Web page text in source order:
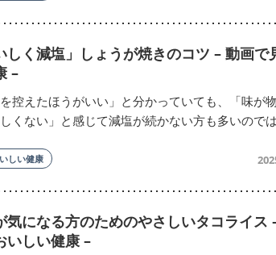
しく減塩」しょうが焼きのコツ – 動画で
–
を控えたほうがいい」と分かっていても、「味が
しくない」と感じて減塩が続かない方も多いので
しい健康
気になる方のためのやさしいタコライス
いしい健康 –